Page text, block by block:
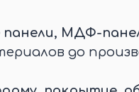
МДФ-
до